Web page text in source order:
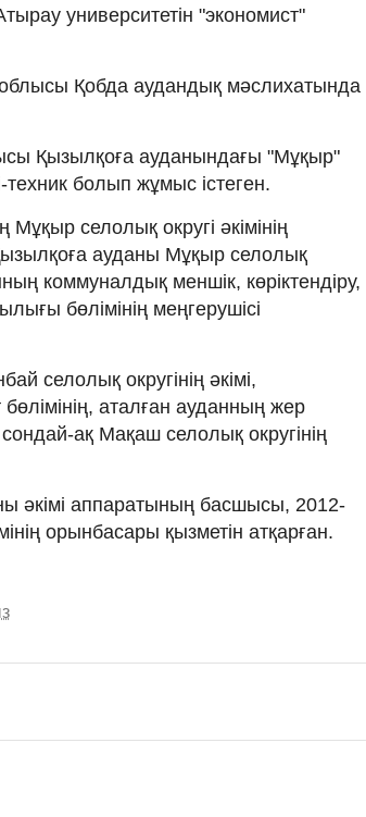
университетін "экономист"
Қобда аудандық мәслихатында
Қызылқоға ауданындағы "Мұқыр"
болып жұмыс істеген.
селолық округі әкімінің
ауданы Мұқыр селолық
коммуналдық меншік, көріктендіру,
бөлімінің меңгерушісі
селолық округінің әкімі,
аталған ауданның жер
ақ Мақаш селолық округінің
әкімі аппаратының басшысы, 2012-
орынбасары қызметін атқарған.